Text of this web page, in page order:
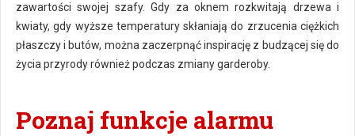
zawartości swojej szafy. Gdy za oknem rozkwitają drzewa i
kwiaty, gdy wyższe temperatury skłaniają do zrzucenia ciężkich
płaszczy i butów, można zaczerpnąć inspirację z budzącej się do
życia przyrody również podczas zmiany garderoby.
Poznaj funkcje alarmu